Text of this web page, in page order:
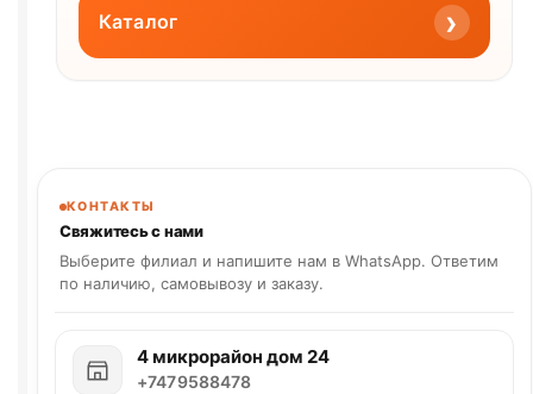
Каталог ›
КОНТАКТЫ
Свяжитесь с нами
Выберите филиал и напишите нам в WhatsApp. Ответим
по наличию, самовывозу и заказу.
4 микрорайон дом 24
+7479588478